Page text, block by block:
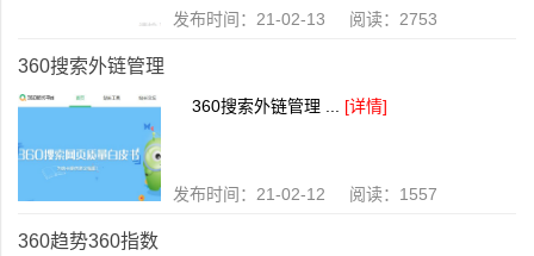
发布时间：21-02-13 阅读：2753
360搜索外链管理
360搜索外链管理 ... [详情]
发布时间：21-02-12 阅读：1557
360趋势360指数